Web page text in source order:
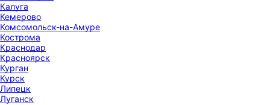
Калуга
Кемерово
Комсомольск-на-Амуре
Кострома
Краснодар
Красноярск
Курган
Курск
Липецк
Луганск